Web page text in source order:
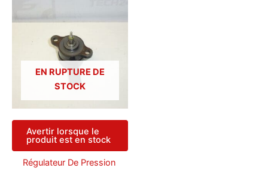
EN RUPTURE DE
STOCK
Avertir lorsque le
produit est en stock
Régulateur De Pression